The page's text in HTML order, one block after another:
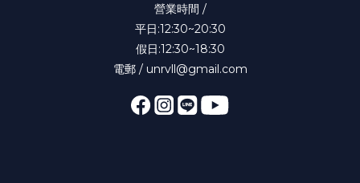
營業時間 /
平日:12:30~20:30
假日:12:30~18:30
電郵 / unrvll@gmail.com